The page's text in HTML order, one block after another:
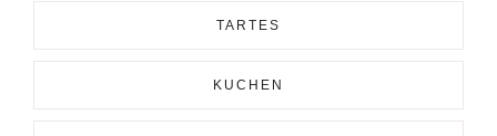
TARTES
KUCHEN